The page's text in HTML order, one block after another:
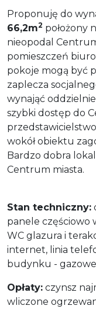
Proponuję do
66,2m2 położony
nieopodal
pomieszczeń
pokoje mogą być
zaplecza
wynająć
szybki dostęp do
wokół obiektu
Bardzo dobra
Centrum miasta.
Stan techniczny:
panele częściowo
WC glazura i
internet, linia
budynku -
Opłaty: czynsz
wliczone